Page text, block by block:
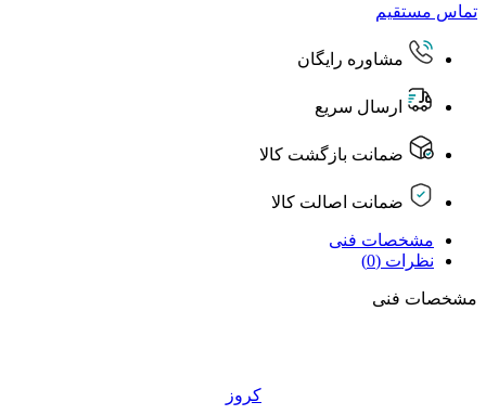
تماس مستقیم
مشاوره رایگان
ارسال سریع
ضمانت بازگشت کالا
ضمانت اصالت کالا
مشخصات فنی
نظرات (0)
مشخصات فنی
کروز